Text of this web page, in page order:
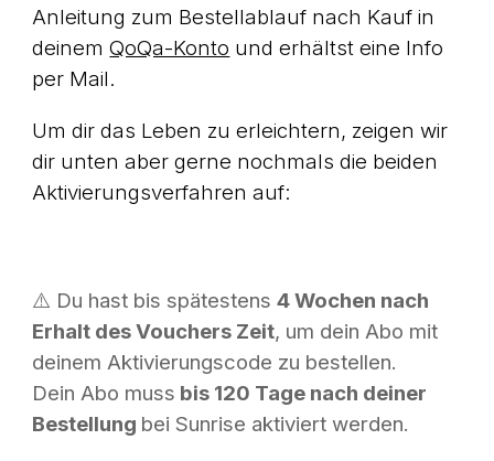
Anleitung zum Bestellablauf nach Kauf in
deinemQoQa-Konto und erhältst eine Info
per Mail.
Um dir das Leben zu erleichtern, zeigen wir
dir unten aber gerne nochmals die beiden
Aktivierungsverfahren auf:
⚠️ Du hast bis spätestens4 Wochen nach
Erhalt des Vouchers Zeit, um dein Abo mit
deinem Aktivierungscode zu bestellen.
Dein Abo muss bis 120 Tage nach deiner
Bestellung bei Sunrise aktiviert werden.